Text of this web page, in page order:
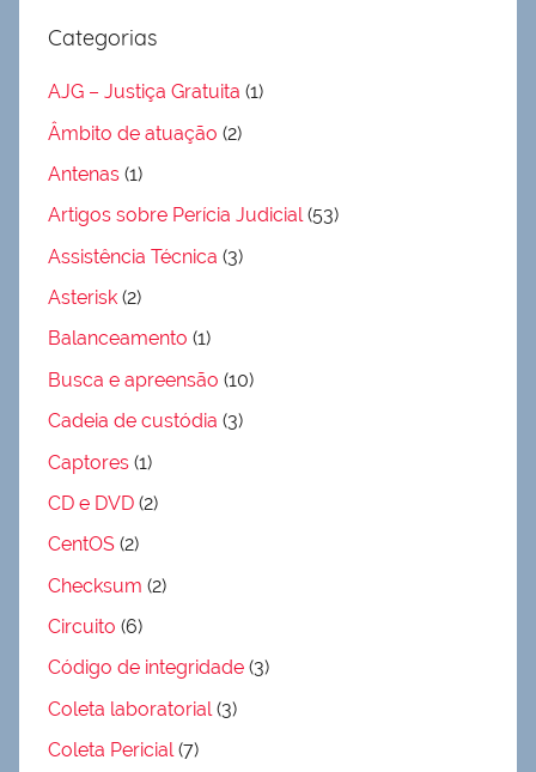
Categorias
AJG – Justiça Gratuita (1)
Âmbito de atuação (2)
Antenas (1)
Artigos sobre Perícia Judicial(53)
Assistência Técnica (3)
Asterisk (2)
Balanceamento (1)
Busca e apreensão (10)
Cadeia de custódia (3)
Captores (1)
CD e DVD (2)
CentOS (2)
Checksum (2)
Circuito (6)
Código de integridade (3)
Coleta laboratorial(3)
Coleta Pericial(7)